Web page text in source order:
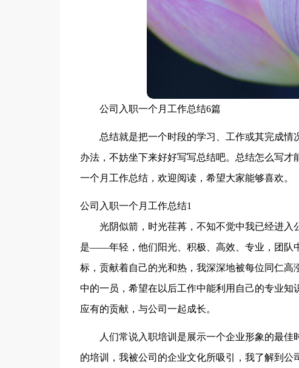
公司入职一个月工作总结6篇
总结就是把一个时段的学习、工作或其完成
办法，不妨坐下来好好写写总结吧。总结怎么写
一个月工作总结，欢迎阅读，希望大家能够喜欢。
公司入职一个月工作总结1
光阴似箭，时光荏苒，不知不觉中我已经进
是——年轻，他们阳光、积极、高效、专业，团队
标，贡献着自己的光和热，我深深地被每位同仁
中的一员，希望在以后工作中能利用自己的专业
应有的贡献，与公司一起成长。
人们常说入职培训是展示一个企业形象的最
的培训，我被公司的企业文化所吸引，我了解到